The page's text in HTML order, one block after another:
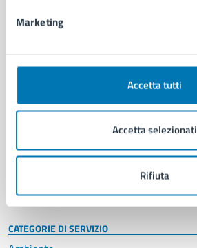
Marketing
Accetta tutti
Accetta selezionati
Rifiuta
AMMINISTRAZIONE
Organi di governo
Enti e fondazioni
Personale amministrativo
Intranet, posta aziendale e protocollo
CATEGORIE DI SERVIZIO